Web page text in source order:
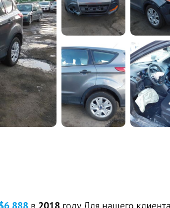
888 в 2018 году. Для нашего